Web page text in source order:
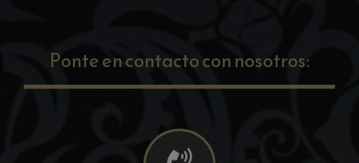
Ponte en contacto con nosotros: